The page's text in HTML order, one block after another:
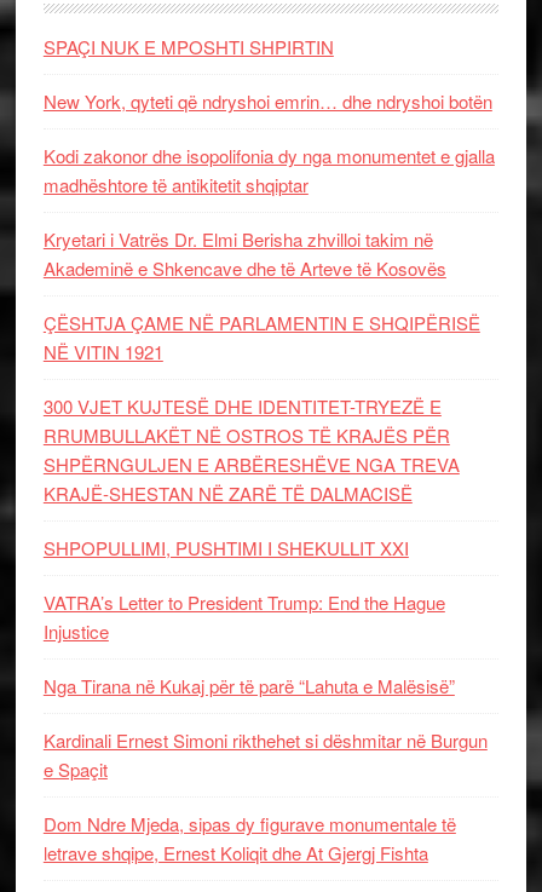
SPAÇI NUK E MPOSHTI SHPIRTIN
New York, qyteti që ndryshoi emrin… dhe ndryshoi botën
Kodi zakonor dhe isopolifonia dy nga monumentet e gjalla
madhështore të antikitetit shqiptar
Kryetari i Vatrës Dr. Elmi Berisha zhvilloi takim në
Akademinë e Shkencave dhe të Arteve të Kosovës
ÇËSHTJA ÇAME NË PARLAMENTIN E SHQIPËRISË
NË VITIN 1921
300 VJET KUJTESË DHE IDENTITET-TRYEZË E
RRUMBULLAKËT NË OSTROS TË KRAJËS PËR
SHPËRNGULJEN E ARBËRESHËVE NGA TREVA
KRAJË-SHESTAN NË ZARË TË DALMACISË
SHPOPULLIMI, PUSHTIMI I SHEKULLIT XXI
VATRA’s Letter to President Trump: End the Hague
Injustice
Nga Tirana në Kukaj për të parë “Lahuta e Malësisë”
Kardinali Ernest Simoni rikthehet si dëshmitar në Burgun
e Spaçit
Dom Ndre Mjeda, sipas dy figurave monumentale të
letrave shqipe, Ernest Koliqit dhe At Gjergj Fishta